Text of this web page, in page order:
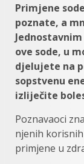
Primjene
poznate, a
ove sode, u
djelujete na
sopstvenu
izliječite
Poznavaoci
njenih
primjene u